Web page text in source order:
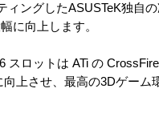
ングしたASUSTeK独自
に向上します。
ロットは ATi の
上させ、最高の3Dゲーム